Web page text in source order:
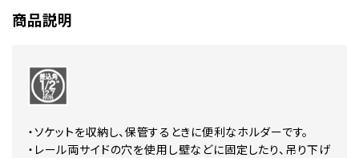
商品説明
・ソケットを収納し、保管するときに便利なホルダーです。
・レール両サイドの穴を使用し壁などに固定したり、吊り下げ